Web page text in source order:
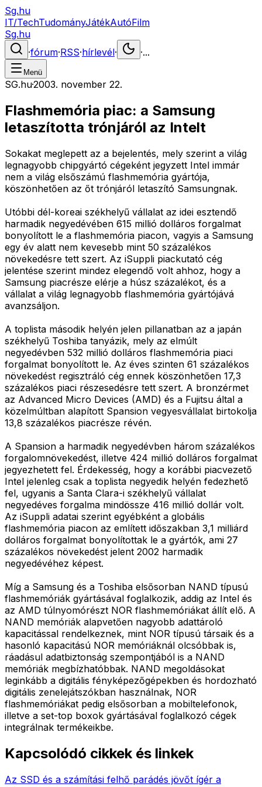
Sg.hu
IT/TechTudományJátékAutóFilm
Sg.hu
·fórum·RSS·hírlevél· ·...
Menü
SG.hu·2003. november 22.
Flashmemória piac: a Samsung
letaszította trónjáról az Intelt
Sokakat meglepett az a bejelentés, mely szerint a világ
legnagyobb chipgyártó cégeként jegyzett Intel immár
nem a világ elsőszámú flashmemória gyártója,
köszönhetően az őt trónjáról letaszító Samsungnak.
Utóbbi dél-koreai székhelyű vállalat az idei esztendő
harmadik negyedévében 615 millió dolláros forgalmat
bonyolított le a flashmemória piacon, vagyis a Samsung
egy év alatt nem kevesebb mint 50 százalékos
növekedésre tett szert. Az iSuppli piackutató cég
jelentése szerint mindez elegendő volt ahhoz, hogy a
Samsung piacrésze elérje a húsz százalékot, és a
vállalat a világ legnagyobb flashmemória gyártójává
avanzsáljon.
A toplista második helyén jelen pillanatban az a japán
székhelyű Toshiba tanyázik, mely az elmúlt
negyedévben 532 millió dolláros flashmemória piaci
forgalmat bonyolított le. Az éves szinten 61 százalékos
növekedést regisztráló cég ennek köszönhetően 17,3
százalékos piaci részesedésre tett szert. A bronzérmet
az Advanced Micro Devices (AMD) és a Fujitsu által a
közelmúltban alapított Spansion vegyesvállalat birtokolja
13,8 százalékos piacrésze révén.
A Spansion a harmadik negyedévben három százalékos
forgalomnövekedést, illetve 424 millió dolláros forgalmat
jegyezhetett fel. Érdekesség, hogy a korábbi piacvezető
Intel jelenleg csak a toplista negyedik helyén fedezhető
fel, ugyanis a Santa Clara-i székhelyű vállalat
negyedéves forgalma mindössze 416 millió dollár volt.
Az iSuppli adatai szerint egyébként a globális
flashmemória piacon az említett időszakban 3,1 milliárd
dolláros forgalmat bonyolítottak le a gyártók, ami 27
százalékos növekedést jelent 2002 harmadik
negyedévéhez képest.
Míg a Samsung és a Toshiba elsősorban NAND típusú
flashmemóriák gyártásával foglalkozik, addig az Intel és
az AMD túlnyomórészt NOR flashmemóriákat állít elő. A
NAND memóriák alapvetően nagyobb adattároló
kapacitással rendelkeznek, mint NOR típusú társaik és a
hasonló kapacitású NOR memóriáknál olcsóbbak is,
ráadásul adatbiztonság szempontjából is a NAND
memóriák megbízhatóbbak. NAND megoldásokat
leginkább a digitális fényképezőgépekben és hordozható
digitális zenelejátszókban használnak, NOR
flashmemóriákat pedig elsősorban a mobiltelefonok,
illetve a set-top boxok gyártásával foglalkozó cégek
integrálnak termékeikbe.
Kapcsolódó cikkek és linkek
Az SSD és a számítási felhő parádés jövőt ígér a